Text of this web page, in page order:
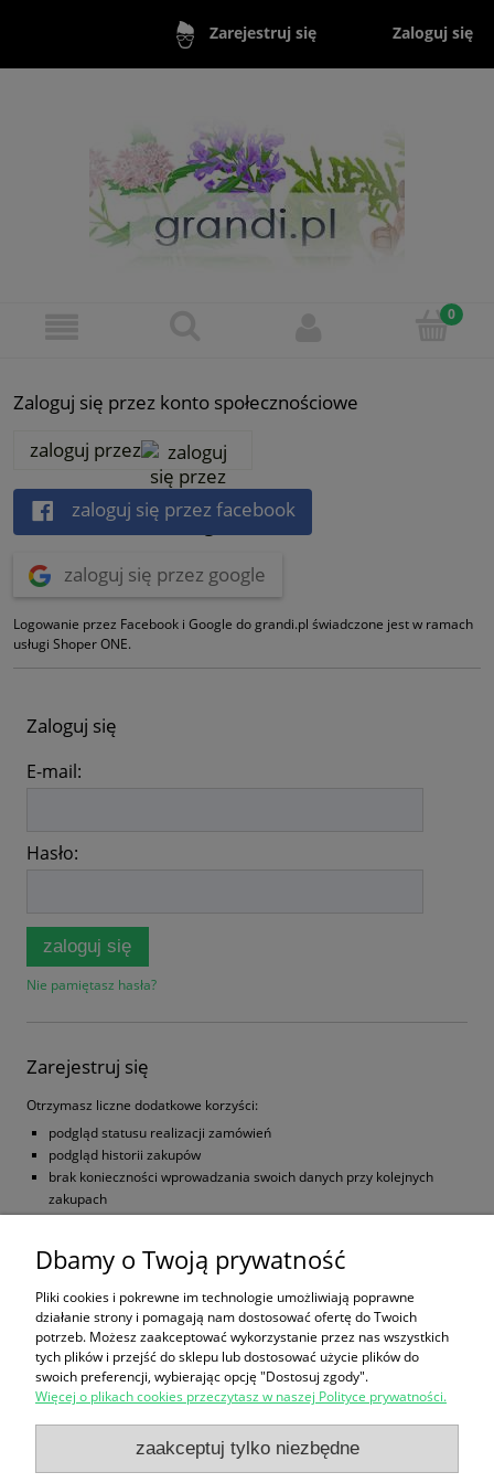
Zarejestruj się Zaloguj się
Zaloguj się przez konto społecznościowe
zaloguj przez
zaloguj się przez facebook
zaloguj się przez google
Logowanie przez Facebook i Google do grandi.pl świadczone jest w ramach
usługi Shoper ONE.
Zaloguj się
E-mail:
Hasło:
zaloguj się
Nie pamiętasz hasła?
Zarejestruj się
Otrzymasz liczne dodatkowe korzyści:
podgląd statusu realizacji zamówień
podgląd historii zakupów
brak konieczności wprowadzania swoich danych przy kolejnych
zakupach
możliwość otrzymania rabatów i kuponów promocyjnych
zarejestruj się
Zakupy
Pomoc
Moje konto
Dbamy o Twoją prywatność
Pliki cookies i pokrewne im technologie umożliwiają poprawne
działanie strony i pomagają nam dostosować ofertę do Twoich
potrzeb. Możesz zaakceptować wykorzystanie przez nas wszystkich
tych plików i przejść do sklepu lub dostosować użycie plików do
swoich preferencji, wybierając opcję "Dostosuj zgody".
Więcej o plikach cookies przeczytasz w naszej Polityce prywatności.
zaakceptuj tylko niezbędne